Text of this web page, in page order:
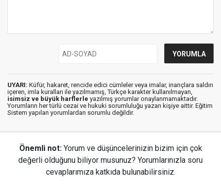
UYARI: Küfür, hakaret, rencide edici cümleler veya imalar, inançlara saldırı
içeren, imla kuralları ile yazılmamış, Türkçe karakter kullanılmayan,
isimsiz ve büyük harflerle yazılmış yorumlar onaylanmamaktadır.
Yorumların her türlü cezai ve hukuki sorumluluğu yazan kişiye aittir. Eğitim
Sistem yapılan yorumlardan sorumlu değildir.
Önemli not: Yorum ve düşüncelerinizin bizim için çok
değerli olduğunu biliyor musunuz? Yorumlarınızla soru
cevaplarımıza katkıda bulunabilirsiniz.